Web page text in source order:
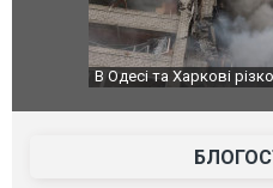
У парламенті Косово